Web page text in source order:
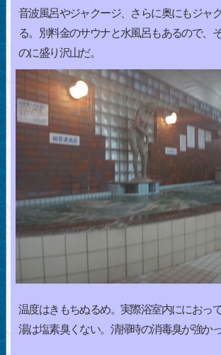
音波風呂やジャクージ、さらに奥にもジャ
る。別料金のサウナと水風呂もあるので、
のに盛り沢山だ。
温度はきもちぬるめ。実際浴室内ににおっ
湯は塩素臭くない。清掃時の消毒臭が強かっ